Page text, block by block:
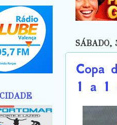
SÁBADO,
Copa
1 a 1